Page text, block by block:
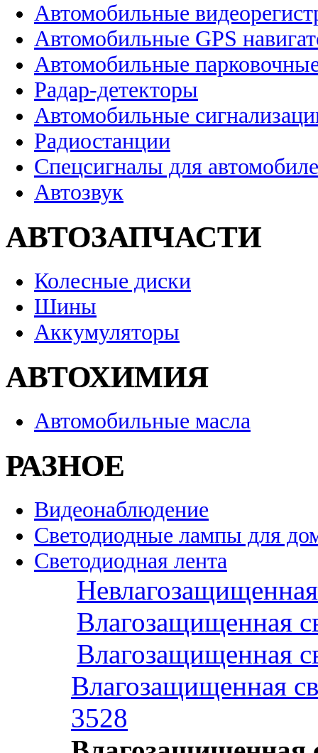
Автомобильные
Автомобильные GPS
Автомобильные
Радар-детекторы
Автомобильные
Радиостанции
Спецсигналы для
Автозвук
АВТОЗАПЧАСТИ
Колесные диски
Шины
Аккумуляторы
АВТОХИМИЯ
Автомобильные масла
РАЗНОЕ
Видеонаблюдение
Светодиодные лампы для
Светодиодная лента
Влагозащищенная
Влагозащищенная
Влагозащищенная
3528